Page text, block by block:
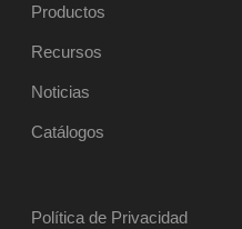
Productos
Recursos
Noticias
Catálogos
Política de Privacidad